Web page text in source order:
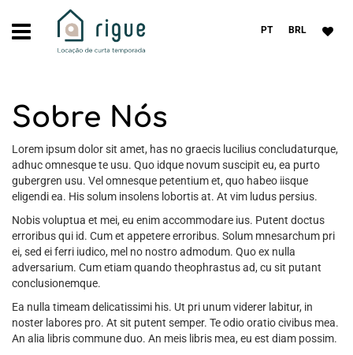
PT BRL
Sobre Nós
Lorem ipsum dolor sit amet, has no graecis lucilius concludaturque,
adhuc omnesque te usu. Quo idque novum suscipit eu, ea purto
gubergren usu. Vel omnesque petentium et, quo habeo iisque
eligendi ea. His solum insolens lobortis at. At vim ludus persius.
Nobis voluptua et mei, eu enim accommodare ius. Putent doctus
erroribus qui id. Cum et appetere erroribus. Solum mnesarchum pri
ei, sed ei ferri iudico, mel no nostro admodum. Quo ex nulla
adversarium. Cum etiam quando theophrastus ad, cu sit putant
conclusionemque.
Ea nulla timeam delicatissimi his. Ut pri unum viderer labitur, in
noster labores pro. At sit putent semper. Te odio oratio civibus mea.
An alia libris commune duo. An meis libris mea, eu est diam possim.